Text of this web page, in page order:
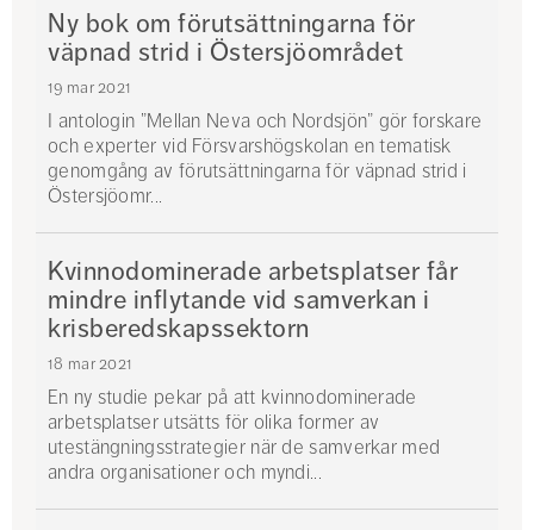
Ny bok om förutsättningarna för
väpnad strid i Östersjöområdet
19 mar 2021
I antologin ”Mellan Neva och Nordsjön” gör forskare
och experter vid Försvarshögskolan en tematisk
genomgång av förutsättningarna för väpnad strid i
Östersjöomr...
Kvinnodominerade arbetsplatser får
mindre inflytande vid samverkan i
krisberedskapssektorn
18 mar 2021
En ny studie pekar på att kvinnodominerade
arbetsplatser utsätts för olika former av
utestängningsstrategier när de samverkar med
andra organisationer och myndi...